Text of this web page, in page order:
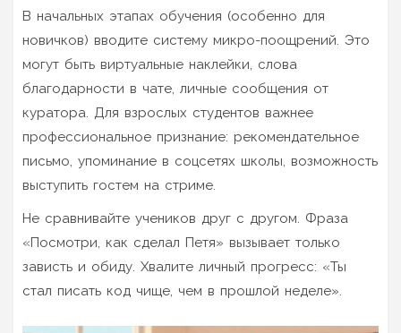
В начальных этапах обучения (особенно для
новичков) вводите систему микро-поощрений. Это
могут быть виртуальные наклейки, слова
благодарности в чате, личные сообщения от
куратора. Для взрослых студентов важнее
профессиональное признание: рекомендательное
письмо, упоминание в соцсетях школы, возможность
выступить гостем на стриме.
Не сравнивайте учеников друг с другом. Фраза
«Посмотри, как сделал Петя» вызывает только
зависть и обиду. Хвалите личный прогресс: «Ты
стал писать код чище, чем в прошлой неделе».